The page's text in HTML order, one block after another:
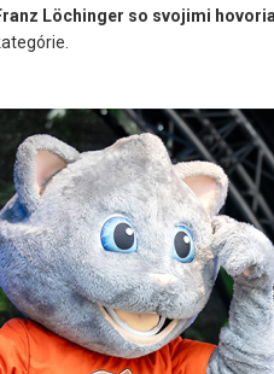
Löchinger so svojimi